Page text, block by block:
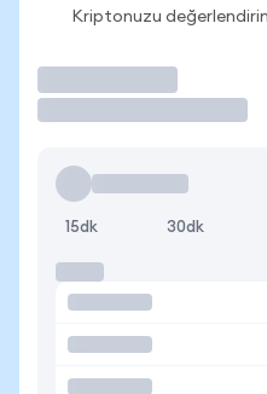
Kriptonuzu
15dk 30dk